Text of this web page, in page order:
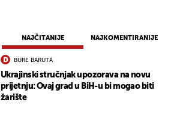
NAJČITANIJE NAJKOMENTIRANIJE
BURE BARUTA
Ukrajinski stručnjak upozorava na novu
prijetnju: Ovaj grad u BiH-u bi mogao biti
žarište